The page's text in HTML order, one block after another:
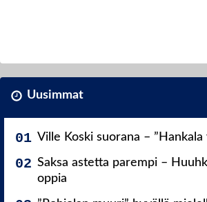
Uusimmat
Ville Koski suorana – ”Hankala
Saksa astetta parempi –
oppia